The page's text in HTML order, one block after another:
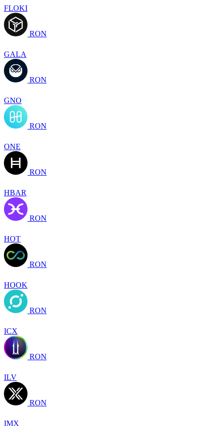
FLOKI
RON
GALA
RON
GNO
RON
ONE
RON
HBAR
RON
HOT
RON
HOOK
RON
ICX
RON
ILV
RON
IMX